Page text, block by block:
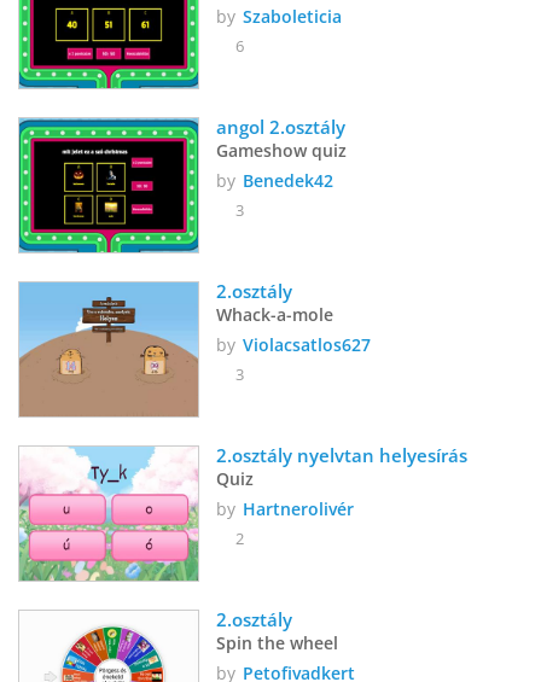
by Szaboleticia
6
angol 2.osztály
Gameshow quiz
by Benedek42
3
2.osztály
Whack-a-mole
by Violacsatlos627
3
Quiz
by Hartnerolivér
2
2.osztály
Spin the wheel
by Petofivadkert